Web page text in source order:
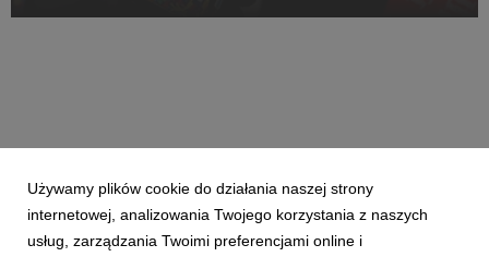
Używamy plików cookie do działania naszej strony
internetowej, analizowania Twojego korzystania z naszych
usług, zarządzania Twoimi preferencjami online i